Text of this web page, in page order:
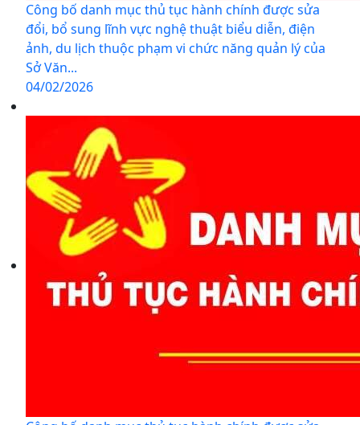
Công bố danh mục thủ tục hành chính được sửa
đổi, bổ sung lĩnh vực nghệ thuật biểu diễn, điện
ảnh, du lịch thuộc phạm vi chức năng quản lý của
Sở Văn...
04/02/2026